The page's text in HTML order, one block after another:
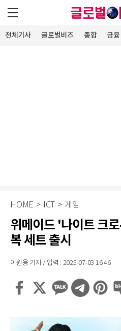
전체기사 글로벌비즈 종합 금융
HOME > ICT > 게임
위메이드 '나이트 크
복 세트 출시
이원용 기자 / 입력 : 2025-07-03 16:46